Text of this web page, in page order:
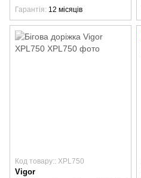
Гарантія 12 місяців
Код товару:: XPL750
Vigor